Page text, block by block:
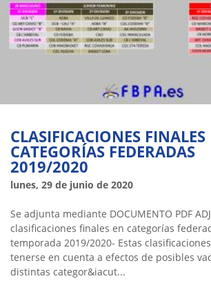
CLASIFICACIONES FINALES
CATEGORÍAS FEDERADAS
2019/2020
lunes, 29 de junio de 2020
Se adjunta mediante DOCUMENTO PDF
clasificaciones finales en categorías
temporada 2019/2020- Estas
tenerse en cuenta a efectos de posibles
distintas categor&iacut...